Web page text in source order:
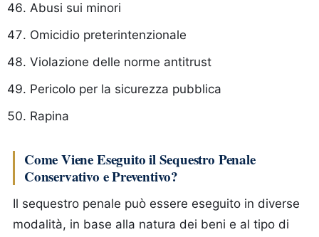
Abusi sui minori
Omicidio preterintenzionale
Violazione delle norme antitrust
Pericolo per la sicurezza pubblica
Rapina
Come Viene Eseguito il Sequestro Penale
Conservativo e Preventivo?
Il sequestro penale può essere eseguito in diverse
modalità, in base alla natura dei beni e al tipo di